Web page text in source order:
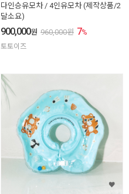
다인승유모차 / 4인유모차 (제작상품/2
달소요)
900,000원 960,000원 7%
토토이즈